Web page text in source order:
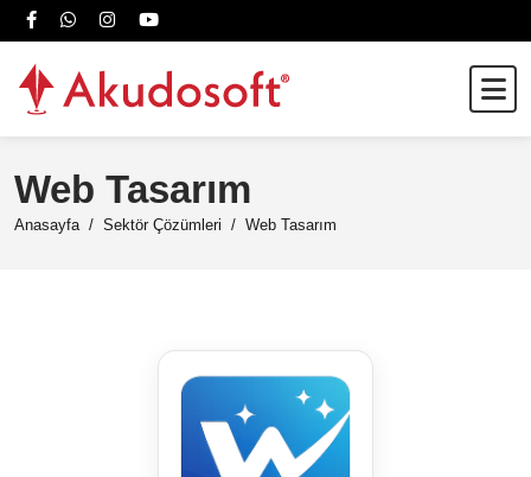
Web Tasarım
Anasayfa Sektör Çözümleri Web Tasarım